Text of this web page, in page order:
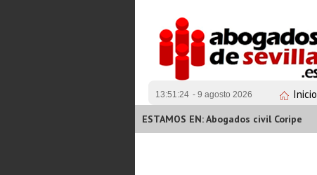
13:51:24 - 9 agosto 2026 Inicio
ESTAMOS EN: Abogados civil Coripe